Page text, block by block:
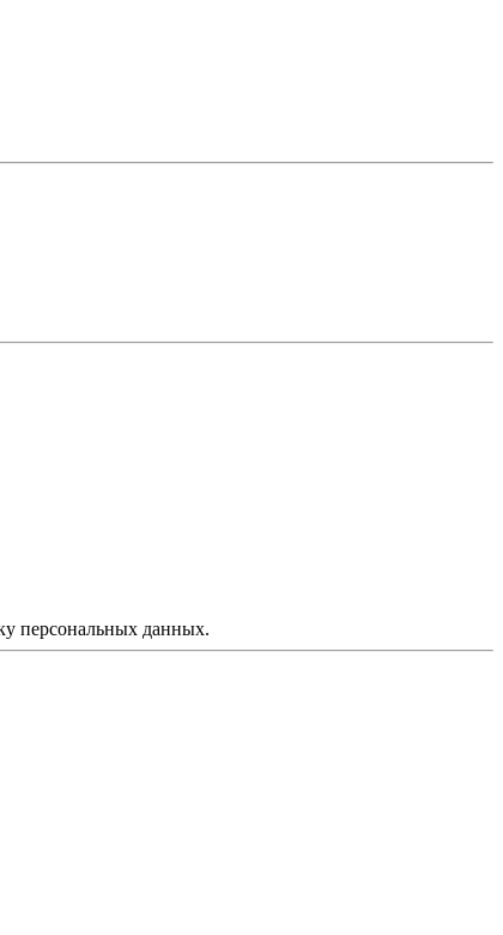
персональных данных.